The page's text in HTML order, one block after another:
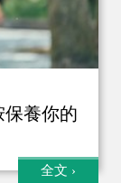
保養你的
全文 ›